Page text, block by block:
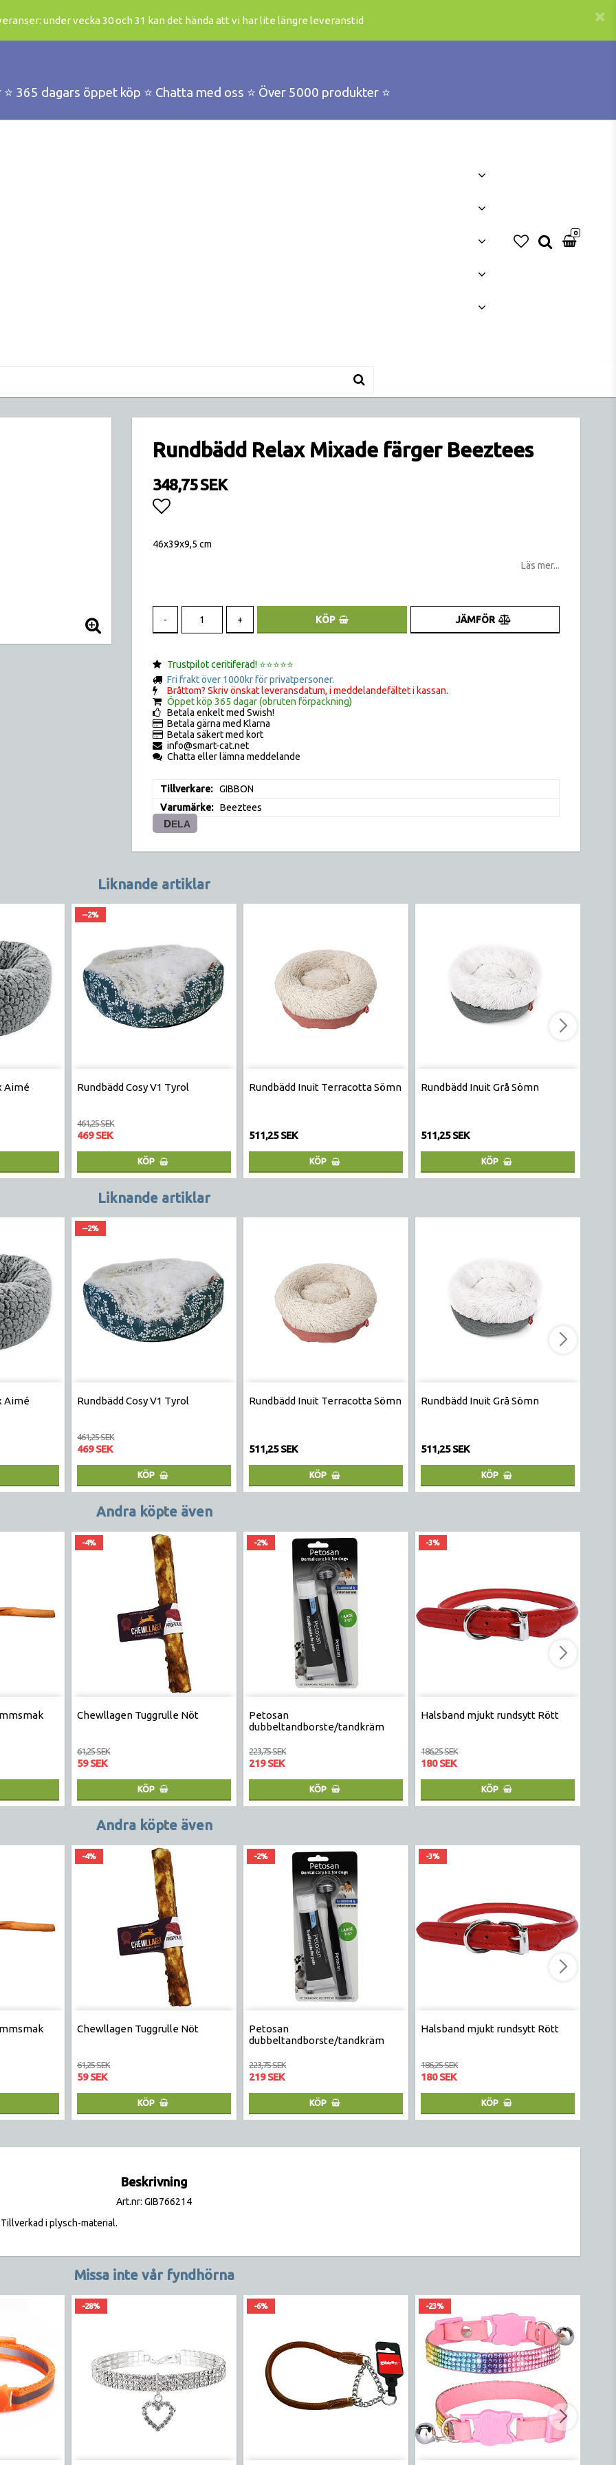
under vecka 30 och 31 kan det hända att vi har lite längre leveranstid
365 dagars öppet köp ⭐️ Chatta med oss ⭐️ Över 5000 produkter ⭐️
0
Rundbädd Relax Mixade färger Beeztees
348,75 SEK
46x39x9,5 cm
Läs mer...
- + KÖP JÄMFÖR
Trustpilot ceritiferad! ⭐️⭐️⭐️⭐️⭐️
Fri frakt över 1000kr för privatpersoner.
Bråttom? Skriv önskat leveransdatum, i meddelandefältet i kassan.
Öppet köp 365 dagar (obruten förpackning)
Betala enkelt med Swish!
Betala gärna med Klarna
Betala säkert med kort
info@smart-cat.net
Chatta eller lämna meddelande
Tillverkare
GIBBON
Varumärke
Beeztees
DELA
Liknande artiklar
Aimé
--2%
Rundbädd Cosy V1 Tyrol
461,25 SEK
469 SEK
KÖP
Rundbädd Inuit Terracotta Sömn
511,25 SEK
KÖP
Rundbädd Inuit Grå Sömn
511,25 SEK
KÖP
Liknande artiklar
Aimé
--2%
Rundbädd Cosy V1 Tyrol
461,25 SEK
469 SEK
KÖP
Rundbädd Inuit Terracotta Sömn
511,25 SEK
KÖP
Rundbädd Inuit Grå Sömn
511,25 SEK
KÖP
Andra köpte även
-4%
Chewllagen Tuggrulle Nöt
61,25 SEK
59 SEK
KÖP
-2%
Petosan
dubbeltandborste/tandkräm
223,75 SEK
219 SEK
KÖP
-3%
Halsband mjukt rundsytt Rött
186,25 SEK
180 SEK
KÖP
Andra köpte även
-4%
Chewllagen Tuggrulle Nöt
61,25 SEK
59 SEK
KÖP
-2%
Petosan
dubbeltandborste/tandkräm
223,75 SEK
219 SEK
KÖP
-3%
Halsband mjukt rundsytt Rött
186,25 SEK
180 SEK
KÖP
Beskrivning
Art.nr: GIB766214
i plysch-material.
Missa inte vår fyndhörna
-28% -6% -23%